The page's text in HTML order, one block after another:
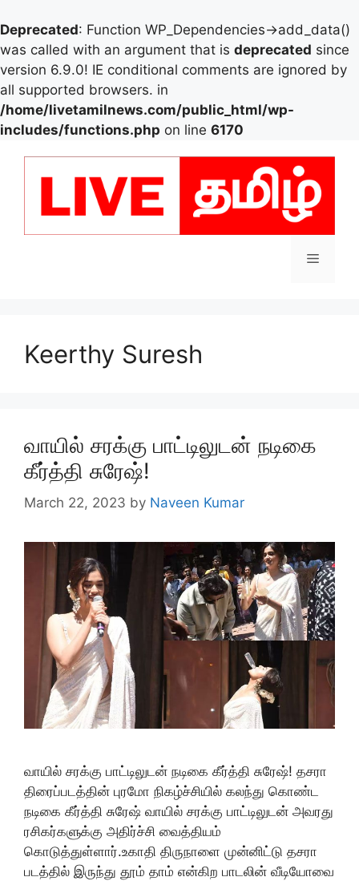
Deprecated: Function WP_Dependencies->add_data()
was called with an argument that is deprecated since
version 6.9.0! IE conditional comments are ignored by
all supported browsers. in
/home/livetamilnews.com/public_html/wp-
includes/functions.php on line 6170
Menu
Keerthy Suresh
வாயில் சரக்கு பாட்டிலுடன் நடிகை
கீர்த்தி சுரேஷ்!
March 22, 2023 by Naveen Kumar
வாயில் சரக்கு பாட்டிலுடன் நடிகை கீர்த்தி சுரேஷ்! தசரா
திரைப்படத்தின் புரமோ நிகழ்ச்சியில் கலந்து கொண்ட
நடிகை கீர்த்தி சுரேஷ் வாயில் சரக்கு பாட்டிலுடன் அவரது
ரசிகர்களுக்கு அதிர்ச்சி வைத்தியம்
கொடுத்துள்ளார்.உகாதி திருநாளை முன்னிட்டு தசரா
படத்தில் இருந்து தூம் தாம் என்கிற பாடலின் வீடியோவை